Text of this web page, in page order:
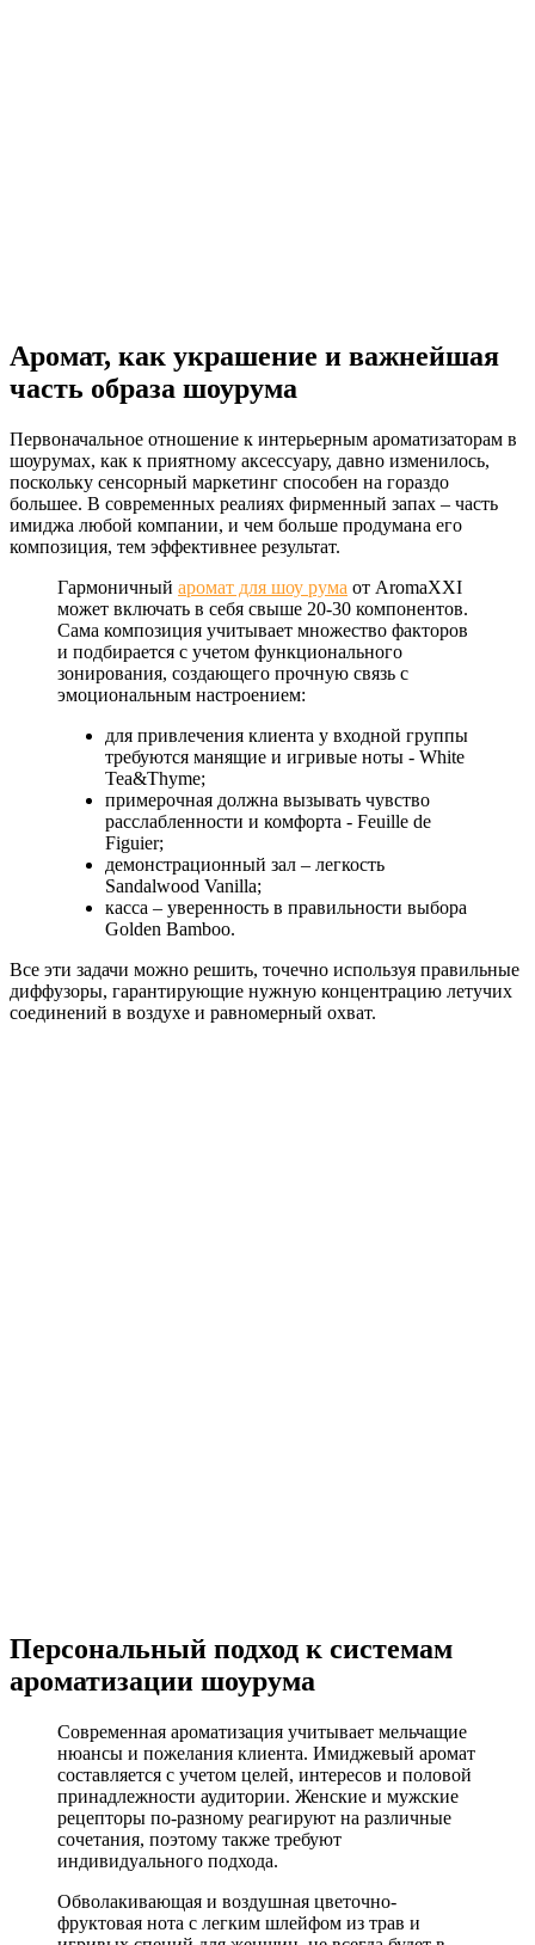
Аромат, как украшение и важнейшая
часть образа шоурума
Первоначальное отношение к интерьерным ароматизаторам в
шоурумах, как к приятному аксессуару, давно изменилось,
поскольку сенсорный маркетинг способен на гораздо
большее. В современных реалиях фирменный запах – часть
имиджа любой компании, и чем больше продумана его
композиция, тем эффективнее результат.
Гармоничный аромат для шоу рума от AromaXXI
может включать в себя свыше 20-30 компонентов.
Сама композиция учитывает множество факторов
и подбирается c учетом функционального
зонирования, создающего прочную связь с
эмоциональным настроением:
для привлечения клиента у входной группы
требуются манящие и игривые ноты - White
Tea&Thyme;
примерочная должна вызывать чувство
расслабленности и комфорта - Feuille de
Figuier;
демонстрационный зал – легкость
Sandalwood Vanilla;
касса – уверенность в правильности выбора
Golden Bamboo.
Все эти задачи можно решить, точечно используя правильные
диффузоры, гарантирующие нужную концентрацию летучих
соединений в воздухе и равномерный охват.
Персональный подход к системам
ароматизации шоурума
Современная ароматизация учитывает мельчащие
нюансы и пожелания клиента. Имиджевый аромат
составляется с учетом целей, интересов и половой
принадлежности аудитории. Женские и мужские
рецепторы по-разному реагируют на различные
сочетания, поэтому также требуют
индивидуального подхода.
Обволакивающая и воздушная цветочно-
фруктовая нота с легким шлейфом из трав и